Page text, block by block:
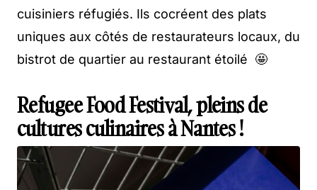
cuisiniers réfugiés. Ils cocréent des plats
uniques aux côtés de restaurateurs locaux, du
bistrot de quartier au restaurant étoilé 🤩
Refugee Food Festival, pleins de
cultures culinaires à Nantes !